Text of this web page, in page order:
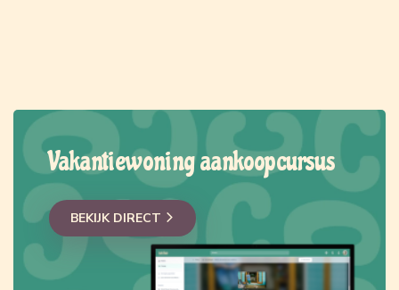
Vakantiewoning aankoopcursus
BEKIJK DIRECT